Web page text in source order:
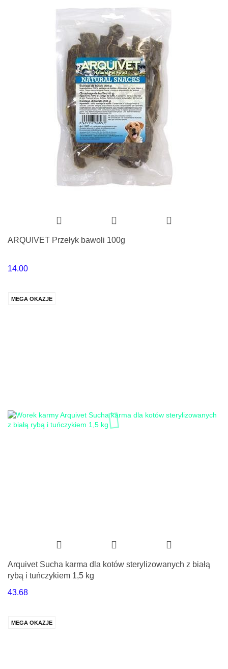
ARQUIVET Przełyk bawoli 100g
14.00
MEGA OKAZJE
Arquivet Sucha karma dla kotów sterylizowanych z białą
rybą i tuńczykiem 1,5 kg
43.68
MEGA OKAZJE